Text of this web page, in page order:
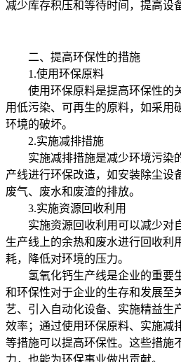
减少库存积压和等待时间，提高设
二、提高环保性的措施
1.使用环保原料
使用环保原料是提高环保性的
用低污染、可再生的原料，如采用
环境的破坏。
2.实施减排措施
实施减排措施是减少环境污染
产线进行环保改造，如安装除尘设
废气、废水和废渣的排放。
3.实施资源回收利用
实施资源回收利用可以减少对
生产线上的余热和废水进行回收利
耗，降低对环境的压力。
氢氧化钙生产线是企业的重要
和环保性对于企业的生存和发展至
艺、引入自动化设备、实施精益生
效率；通过使用环保原料、实施减
等措施可以提高环保性。这些措施
力，也能为环保事业做出贡献。